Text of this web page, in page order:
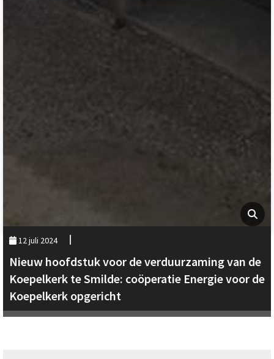
12 juli 2024
Nieuw hoofdstuk voor de verduurzaming van de
Koepelkerk te Smilde: coöperatie Energie voor de
Koepelkerk opgericht